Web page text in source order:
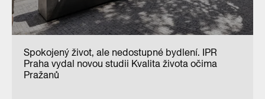
Spokojený život, ale nedostupné bydlení. IPR
Praha vydal novou studii Kvalita života očima
Pražanů